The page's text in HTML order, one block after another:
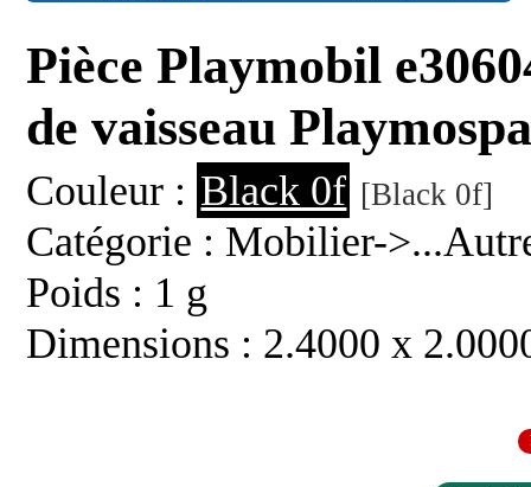
Pièce Playmobil
de vaisseau
Couleur : Black 0f [Black 0f]
Catégorie : Mobilier-
Poids : 1 g
Dimensions : 2.4000 x